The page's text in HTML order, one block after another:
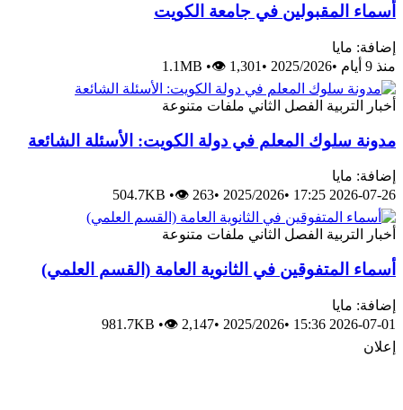
أسماء المقبولين في جامعة الكويت
إضافة: مايا
منذ 9 أيام
•
2025/2026
•
1.1MB •👁 1,301
أخبار التربية الفصل الثاني ملفات متنوعة
مدونة سلوك المعلم في دولة الكويت: الأسئلة الشائعة
إضافة: مايا
2026-07-26 17:25
•
2025/2026
•
504.7KB •👁 263
أخبار التربية الفصل الثاني ملفات متنوعة
أسماء المتفوقين في الثانوية العامة (القسم العلمي)
إضافة: مايا
2026-07-01 15:36
•
2025/2026
•
981.7KB •👁 2,147
إعلان